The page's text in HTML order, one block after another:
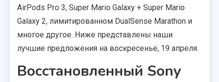
AirPods Pro 3, Super Mario Galaxy + Super Mario
Galaxy 2, лимитированном DualSense Marathon и
многое другое. Ниже представлены наши
лучшие предложения на воскресенье, 19 апреля.
Восстановленный Sony